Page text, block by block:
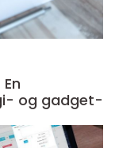
og gadget-